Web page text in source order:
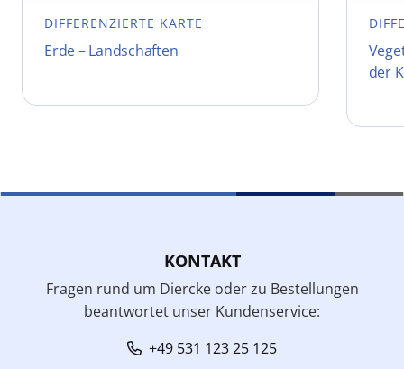
DIFFERENZIERTE KARTE
Erde – Landschaften
der
KONTAKT
Fragen rund um Diercke oder zu Bestellungen
beantwortet unser Kundenservice:
+49 531 123 25 125